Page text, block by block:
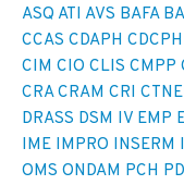
ASQ ATI AVS BAFA
CCAS CDAPH CDCPH
CIM CIO CLIS CMPP
CRA CRAM CRI
DRASS DSM IV EMP
IME IMPRO INSERM
OMS ONDAM PCH